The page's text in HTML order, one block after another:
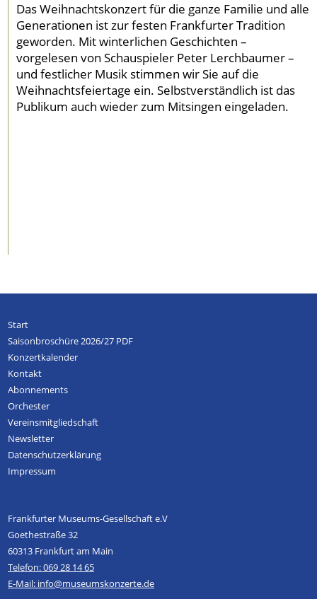
Das Weihnachtskonzert für die ganze Familie und alle
Generationen ist zur festen Frankfurter Tradition
geworden. Mit winterlichen Geschichten –
vorgelesen von Schauspieler Peter Lerchbaumer –
und festlicher Musik stimmen wir Sie auf die
Weihnachtsfeiertage ein. Selbstverständlich ist das
Publikum auch wieder zum Mitsingen eingeladen.
Start
Saisonbroschüre 2026/27 PDF
Konzertkalender
Kontakt
Abonnements
Orchester
Vereinsmitgliedschaft
Newsletter
Datenschutzerklärung
Impressum
Frankfurter Museums-Gesellschaft e.V
Goethestraße 32
60313 Frankfurt am Main
Telefon: 069 28 14 65
E-Mail: info@museumskonzerte.de